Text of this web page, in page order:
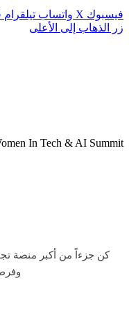
فيسبوك ‫X واتساب تيلقرام
زر الذهاب إلى الأعلى
In Tech & AI Summit
كن جزءاً من أكبر منصة